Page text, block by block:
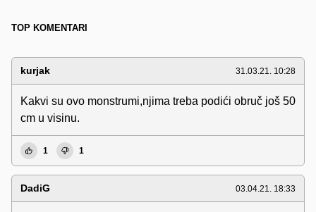
TOP KOMENTARI
kurjak 31.03.21. 10:28
Kakvi su ovo monstrumi,njima treba podići obruč još 50
cm u visinu.
1 1
DadiG 03.04.21. 18:33